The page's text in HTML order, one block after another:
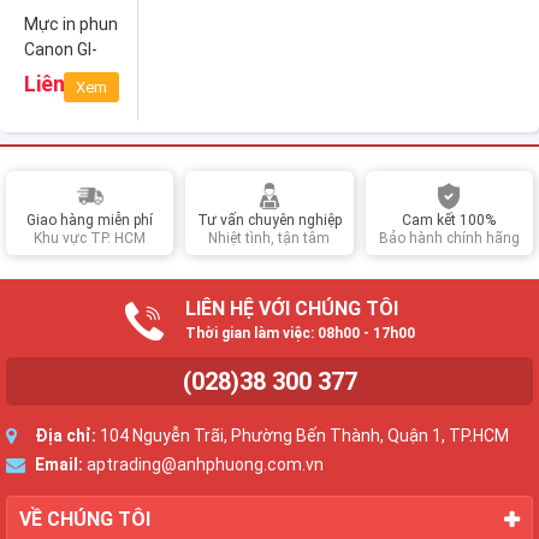
Mực in phun
Canon GI-
790 C
(Cyan)
Liên hệ
Xem
Giao hàng miễn phí
Khu vực TP. HCM
Tư vấn chuyên nghiệp
Nhiệt tình, tận tâm
Cam kết 100%
Bảo hành chính hãng
LIÊN HỆ VỚI CHÚNG TÔI
Thời gian làm việc: 08h00 - 17h00
(028)38 300 377
Địa chỉ: 104 Nguyễn Trãi, Phường Bến Thành, Quận 1, TP.HCM
Email: aptrading@anhphuong.com.vn
VỀ CHÚNG TÔI